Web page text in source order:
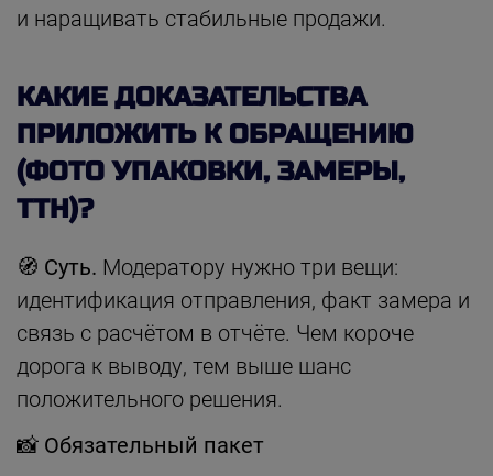
и наращивать стабильные продажи.
КАКИЕ ДОКАЗАТЕЛЬСТВА
ПРИЛОЖИТЬ К ОБРАЩЕНИЮ
(ФОТО УПАКОВКИ, ЗАМЕРЫ,
ТТН)?
🧭 Суть. Модератору нужно три вещи:
идентификация отправления, факт замера и
связь с расчётом в отчёте. Чем короче
дорога к выводу, тем выше шанс
положительного решения.
📸 Обязательный пакет